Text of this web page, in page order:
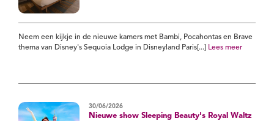
Neem een kijkje in de nieuwe kamers met Bambi, Pocahontas en Brave
thema van Disney's Sequoia Lodge in Disneyland Paris[...] Lees meer
30/06/2026
Nieuwe show Sleeping Beauty's Royal Waltz